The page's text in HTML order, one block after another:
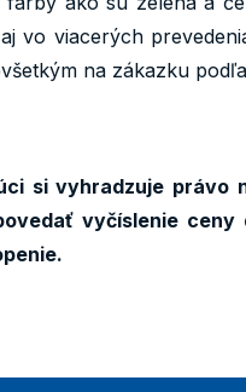
vo viacerých
na zákazku
si vyhradzuje právo
vyčíslenie